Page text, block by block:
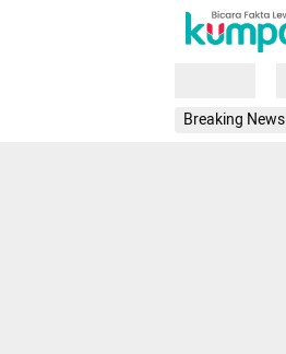
Breaking News